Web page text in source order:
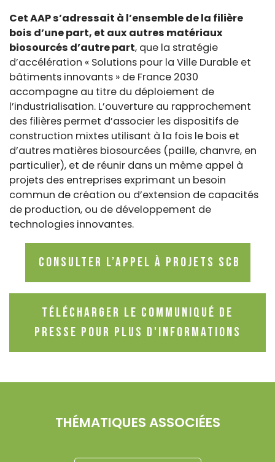
Cet AAP s’adressait à l’ensemble de la filière
bois d’une part, et aux autres matériaux
biosourcés d’autre part, que la stratégie
d’accélération « Solutions pour la Ville Durable et
bâtiments innovants » de France 2030
accompagne au titre du déploiement de
l’industrialisation. L’ouverture au rapprochement
des filières permet d’associer les dispositifs de
construction mixtes utilisant à la fois le bois et
d’autres matières biosourcées (paille, chanvre, en
particulier), et de réunir dans un même appel à
projets des entreprises exprimant un besoin
commun de création ou d’extension de capacités
de production, ou de développement de
technologies innovantes.
Consulter l’appel à projets SCB
Télécharger le communiqué de
presse pour plus d'informations
THÉMATIQUES ASSOCIÉES